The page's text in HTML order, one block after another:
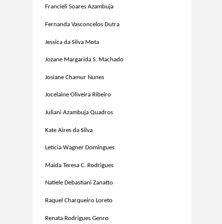
Francieli Soares Azambuja
Fernanda Vasconcelos Dutra
Jessica da Silva Mota
Jozane Margarida S. Machado
Josiane Chamur Nunes
Jocelaine Oliveira Ribeiro
Juliani Azambuja Quadros
Kate Aires da Silva
Leticia Wagner Domingues
Maida Teresa C. Rodrigues
Natiele Debastiani Zanatto
Raquel Charqueiro Loreto
Renata Rodrigues Genro